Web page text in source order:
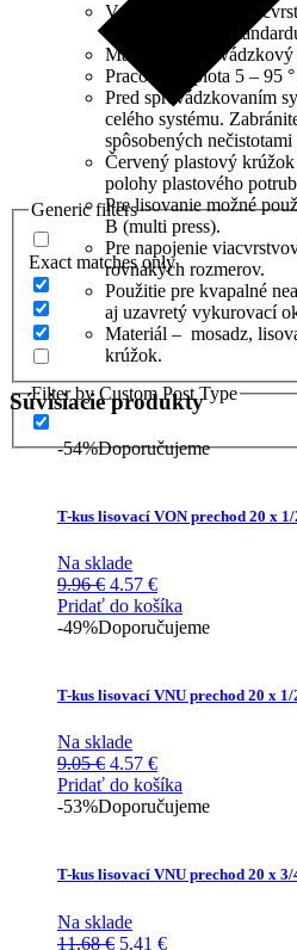
Generic filters
Exact matches only
Filter by Custom Post Type
Vsuvka press pre
testovaná podľa
Maximálny prevádzkový
Pracovná teplota 5 – 95
Pred sprevádzkovaním
celého systému.
spôsobených nečistotami
Červený plastový
polohy plastového
Pre lisovanie možné
B (multi press).
Pre napojenie
rovnakých rozmerov.
Použitie pre kvapalné
aj uzavretý vykurovací
Materiál – mosadz,
krúžok.
Súvisiacie produkty
-54%Doporučujeme
T-kus lisovací VON prechod 20 x
Na sklade
9.96€ Pôvodná
cena
bola:
4.57 €Aktuálna
cena
je:
Pridať do košíka
-49%Doporučujeme
T-kus lisovací VNU prechod 20 x
Na sklade
9.05€ Pôvodná
cena
bola:
4.57 €Aktuálna
cena
je:
Pridať do košíka
-53%Doporučujeme
T-kus lisovací VNU prechod 20 x
Na sklade
11.68€ Pôvodná
5.41 €Aktuálna